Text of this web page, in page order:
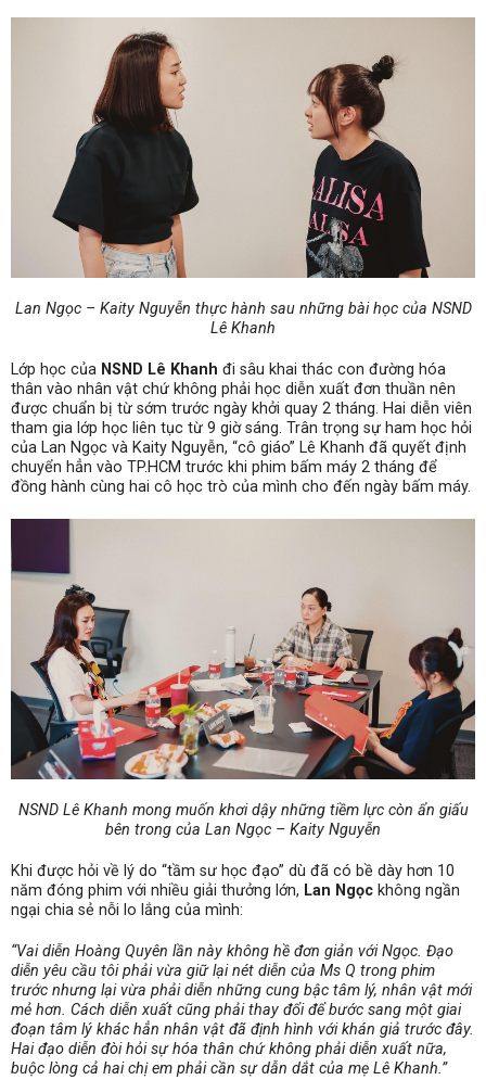
Lan Ngọc – Kaity Nguyễn thực hành sau những bài học của NSND
Lê Khanh
Lớp học của NSND Lê Khanh đi sâu khai thác con đường hóa
thân vào nhân vật chứ không phải học diễn xuất đơn thuần nên
được chuẩn bị từ sớm trước ngày khởi quay 2 tháng. Hai diễn viên
tham gia lớp học liên tục từ 9 giờ sáng. Trân trọng sự ham học hỏi
của Lan Ngọc và Kaity Nguyễn, “cô giáo” Lê Khanh đã quyết định
chuyển hẳn vào TP.HCM trước khi phim bấm máy 2 tháng để
đồng hành cùng hai cô học trò của mình cho đến ngày bấm máy.
NSND Lê Khanh mong muốn khơi dậy những tiềm lực còn ẩn giấu
bên trong của Lan Ngọc – Kaity Nguyễn
Khi được hỏi về lý do “tầm sư học đạo” dù đã có bề dày hơn 10
năm đóng phim với nhiều giải thưởng lớn, Lan Ngọc không ngần
ngại chia sẻ nỗi lo lắng của mình:
“Vai diễn Hoàng Quyên lần này không hề đơn giản với Ngọc. Đạo
diễn yêu cầu tôi phải vừa giữ lại nét diễn của Ms Q trong phim
trước nhưng lại vừa phải diễn những cung bậc tâm lý, nhân vật mới
mẻ hơn. Cách diễn xuất cũng phải thay đổi để bước sang một giai
đoạn tâm lý khác hẳn nhân vật đã định hình với khán giả trước đây.
Hai đạo diễn đòi hỏi sự hóa thân chứ không phải diễn xuất nữa,
buộc lòng cả hai chị em phải cần sự dẫn dắt của mẹ Lê Khanh.”